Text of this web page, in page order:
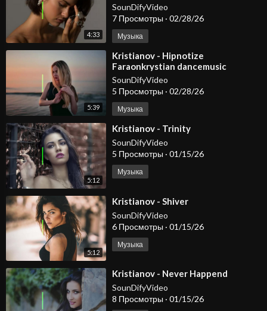
4:33
SounDifyVideo
7 Просмотры · 02/28/26
Музыка
5:39
⁣Kristianov - Hipnotize
Faraonkrystian dancemusic
arabicmusic carmusic
SounDifyVideo
5 Просмотры · 02/28/26
Музыка
5:12
⁣Kristianov - Trinity
SounDifyVideo
5 Просмотры · 01/15/26
Музыка
5:12
⁣Kristianov - Shiver
SounDifyVideo
6 Просмотры · 01/15/26
Музыка
⁣Kristianov - Never Happend
SounDifyVideo
8 Просмотры · 01/15/26